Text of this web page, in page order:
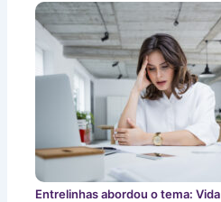
Entrelinhas abordou o tema: